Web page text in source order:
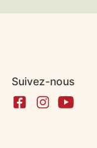
Suivez-nous